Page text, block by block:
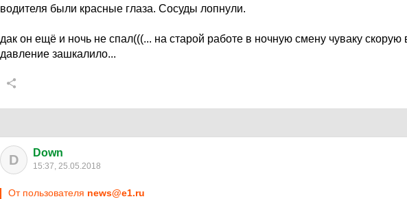
водителя были красные глаза. Сосуды лопнули.
дак он ещё и ночь не спал(((... на старой работе в ночную смену чуваку скорую
давление зашкалило...
D Down
15:37, 25.05.2018
От пользователя news@e1.ru